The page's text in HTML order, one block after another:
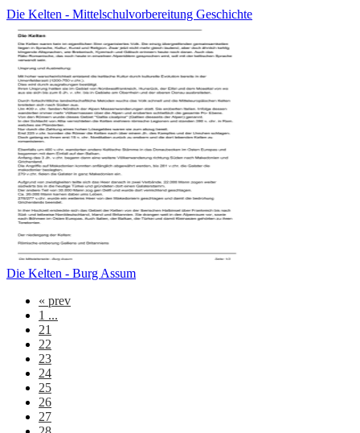
Die Kelten - Mittelschulvorbereitung Geschichte
Die Kelten - Burg Assum
« prev
1 ...
21
22
23
24
25
26
27